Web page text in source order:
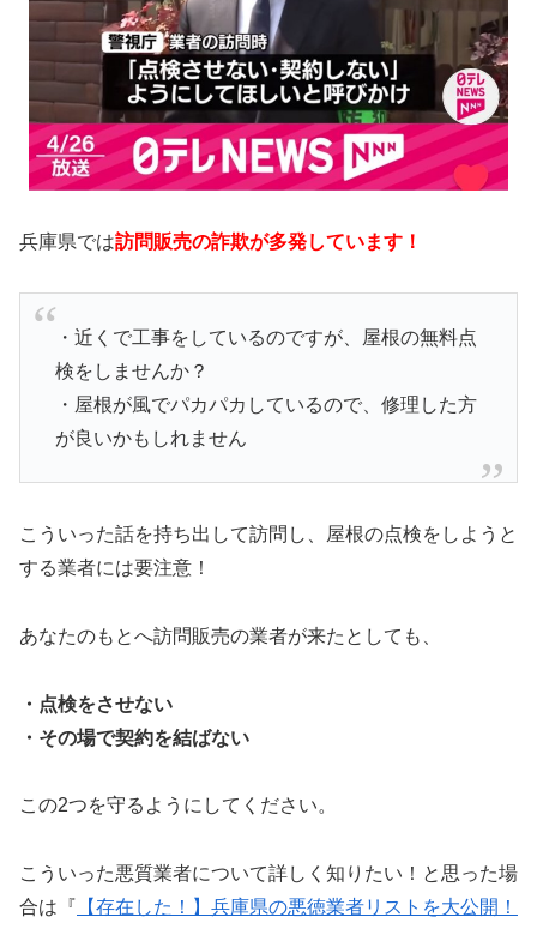
兵庫県では訪問販売の詐欺が多発しています！
・近くで工事をしているのですが、屋根の無料点
検をしませんか？
・屋根が風でパカパカしているので、修理した方
が良いかもしれません
こういった話を持ち出して訪問し、屋根の点検をしようと
する業者には要注意！
あなたのもとへ訪問販売の業者が来たとしても、
・点検をさせない
・その場で契約を結ばない
この2つを守るようにしてください。
こういった悪質業者について詳しく知りたい！と思った場
合は『 【存在した！】兵庫県の悪徳業者リストを大公開！